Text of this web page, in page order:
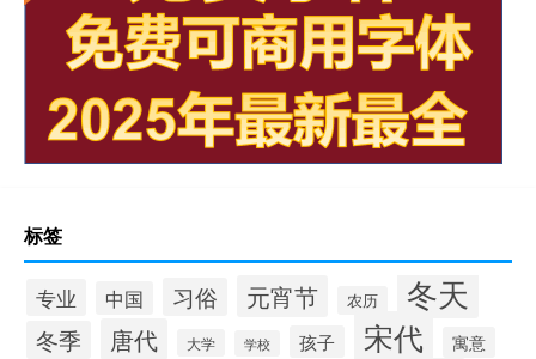
标签
专业 中国 习俗 元宵节 农历 冬天
冬季 唐代 大学 学校 孩子 宋代 寓意